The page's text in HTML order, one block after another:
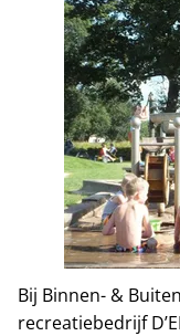
Bij Binnen- &
recreatiebedrijf